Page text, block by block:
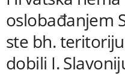
oslobađanjem
ste bh.
dobili I.